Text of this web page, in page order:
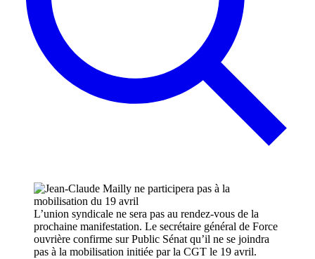
L’union syndicale ne sera pas au rendez-vous de la
prochaine manifestation. Le secrétaire général de Force
ouvrière confirme sur Public Sénat qu’il ne se joindra
pas à la mobilisation initiée par la CGT le 19 avril.